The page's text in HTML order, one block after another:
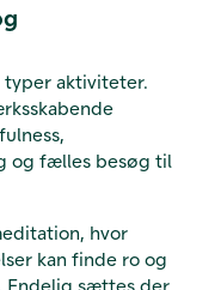
typer aktiviteter.
og fælles besøg til
hvor
kan finde ro og
Endelig sættes der